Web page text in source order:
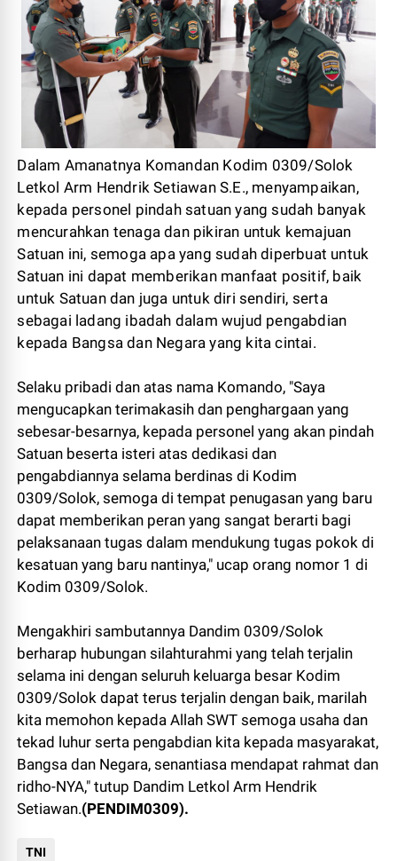
Dalam Amanatnya Komandan Kodim 0309/Solok
Letkol Arm Hendrik Setiawan S.E., menyampaikan,
kepada personel pindah satuan yang sudah banyak
mencurahkan tenaga dan pikiran untuk kemajuan
Satuan ini, semoga apa yang sudah diperbuat untuk
Satuan ini dapat memberikan manfaat positif, baik
untuk Satuan dan juga untuk diri sendiri, serta
sebagai ladang ibadah dalam wujud pengabdian
kepada Bangsa dan Negara yang kita cintai.
Selaku pribadi dan atas nama Komando, "Saya
mengucapkan terimakasih dan penghargaan yang
sebesar-besarnya, kepada personel yang akan pindah
Satuan beserta isteri atas dedikasi dan
pengabdiannya selama berdinas di Kodim
0309/Solok, semoga di tempat penugasan yang baru
dapat memberikan peran yang sangat berarti bagi
pelaksanaan tugas dalam mendukung tugas pokok di
kesatuan yang baru nantinya," ucap orang nomor 1 di
Kodim 0309/Solok.
Mengakhiri sambutannya Dandim 0309/Solok
berharap hubungan silahturahmi yang telah terjalin
selama ini dengan seluruh keluarga besar Kodim
0309/Solok dapat terus terjalin dengan baik, marilah
kita memohon kepada Allah SWT semoga usaha dan
tekad luhur serta pengabdian kita kepada masyarakat,
Bangsa dan Negara, senantiasa mendapat rahmat dan
ridho-NYA," tutup Dandim Letkol Arm Hendrik
Setiawan.(PENDIM0309).
TNI